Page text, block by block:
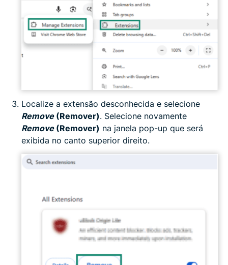
Localize a extensão desconhecida e selecione
Remove(Remover). Selecione novamente
Remove(Remover) na janela pop-up que será
exibida no canto superior direito.